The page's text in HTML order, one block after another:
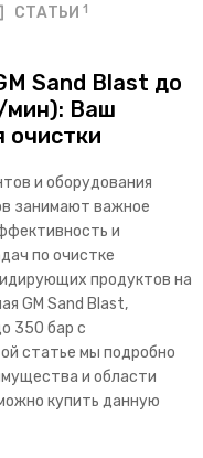
СТАТЬИ 1
Sand Blast до
мин): Ваш
очистки
и оборудования
занимают важное
и
по очистке
продуктов на
GM Sand Blast,
350 бар с
статье мы подробно
и области
купить данную